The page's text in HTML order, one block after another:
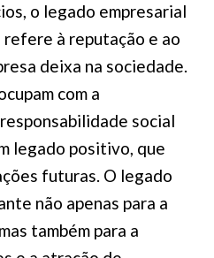
o legado empresarial
refere à reputação e ao
deixa na sociedade.
com a
social
legado positivo, que
futuras. O legado
não apenas para a
também para a